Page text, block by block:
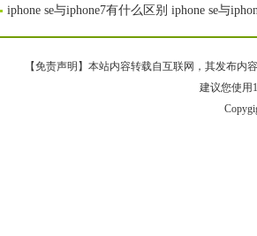
iphone se与iphone7有什么区别 iphone se与
【免责声明】本站内容转载自互联网，其发布内
建议您使用